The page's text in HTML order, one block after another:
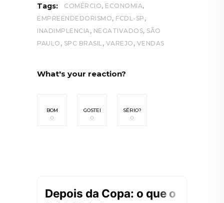
Tags: COMÉRCIO, ECONOMIA,
EMPREENDEDORISMO, FCDL-SP ,
INADIMPLENCIA, NEGATIVADOS, SÃO
PAULO , SPC BRASIL, VAREJO , VENDAS
What's your reaction?
BOM
0
GOSTEI
0
SÉRIO?
0